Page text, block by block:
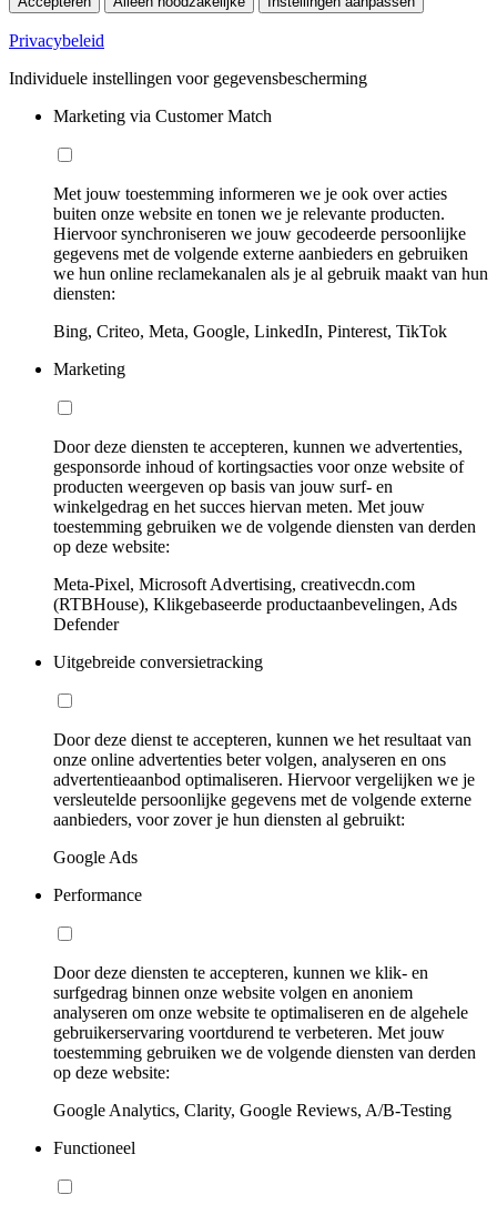
Privacybeleid
Individuele instellingen voor gegevensbescherming
Marketing via Customer Match
Met jouw toestemming informeren we je ook over acties
buiten onze website en tonen we je relevante producten.
Hiervoor synchroniseren we jouw gecodeerde persoonlijke
gegevens met de volgende externe aanbieders en gebruiken
we hun online reclamekanalen als je al gebruik maakt van hun
diensten:
Bing, Criteo, Meta, Google, LinkedIn, Pinterest, TikTok
Marketing
Door deze diensten te accepteren, kunnen we advertenties,
gesponsorde inhoud of kortingsacties voor onze website of
producten weergeven op basis van jouw surf- en
winkelgedrag en het succes hiervan meten. Met jouw
toestemming gebruiken we de volgende diensten van derden
op deze website:
Meta-Pixel, Microsoft Advertising, creativecdn.com
(RTBHouse), Klikgebaseerde productaanbevelingen, Ads
Defender
Uitgebreide conversietracking
Door deze dienst te accepteren, kunnen we het resultaat van
onze online advertenties beter volgen, analyseren en ons
advertentieaanbod optimaliseren. Hiervoor vergelijken we je
versleutelde persoonlijke gegevens met de volgende externe
aanbieders, voor zover je hun diensten al gebruikt:
Google Ads
Performance
Door deze diensten te accepteren, kunnen we klik- en
surfgedrag binnen onze website volgen en anoniem
analyseren om onze website te optimaliseren en de algehele
gebruikerservaring voortdurend te verbeteren. Met jouw
toestemming gebruiken we de volgende diensten van derden
op deze website:
Google Analytics, Clarity, Google Reviews, A/B-Testing
Functioneel